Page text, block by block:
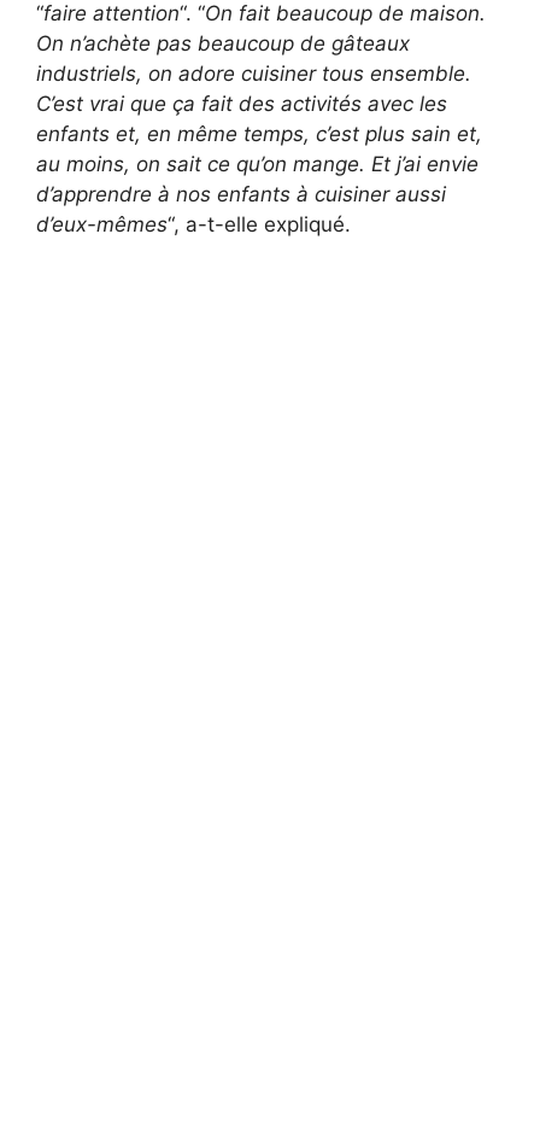
“faire attention“. “On fait beaucoup de maison.
On n’achète pas beaucoup de gâteaux
industriels, on adore cuisiner tous ensemble.
C’est vrai que ça fait des activités avec les
enfants et, en même temps, c’est plus sain et,
au moins, on sait ce qu’on mange. Et j’ai envie
d’apprendre à nos enfants à cuisiner aussi
d’eux-mêmes“, a-t-elle expliqué.